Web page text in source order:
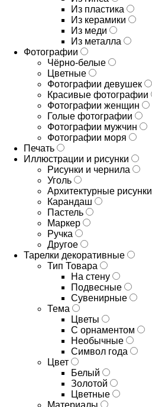
Из пластика
Из керамики
Из меди
Из металла
Фотографии
Чёрно-белые
Цветные
Фотографии девушек
Красивые фотографии
Фотографии женщин
Голые фотографии
Фотографии мужчин
Фотографии моря
Печать
Иллюстрации и рисунки
Рисунки и чернила
Уголь
Архитектурные рисунки
Карандаш
Пастель
Маркер
Ручка
Другое
Тарелки декоративные
Тип Товара
На стену
Подвесные
Сувенирные
Тема
Цветы
С орнаментом
Необычные
Символ года
Цвет
Белый
Золотой
Цветные
Материалы